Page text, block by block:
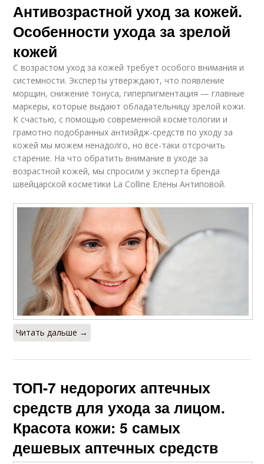
Антивозрастной уход за кожей.
Особенности ухода за зрелой
кожей
С возрастом уход за кожей требует особого внимания и
системности. Эксперты утверждают, что появление
морщин, снижение тонуса, гиперпигментация — главные
маркеры, которые выдают обладательницу зрелой кожи.
К счастью, с помощью современной косметологии и
грамотно подобранных антиэйдж-средств по уходу за
кожей мы можем ненадолго, но все-таки отсрочить
старение. На что обратить внимание в уходе за
возрастной кожей, мы спросили у эксперта бренда
швейцарской косметики La Colline Елены Антиповой.
Читать дальше →
ТОП-7 недорогих аптечных
средств для ухода за лицом.
Красота кожи: 5 самых
дешевых аптечных средств